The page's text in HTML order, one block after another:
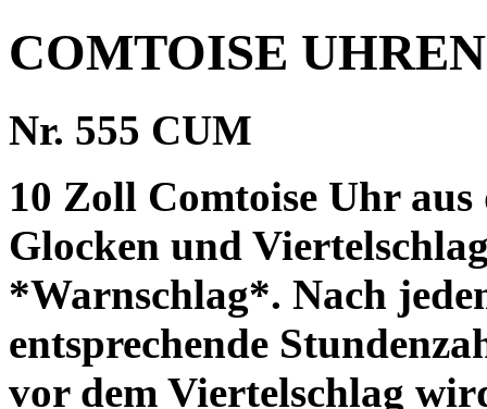
COMTOISE
Nr. 555 CUM
10 Zoll Comtoise Uhr
Glocken und
*Warnschlag*. Nach
entsprechende
vor dem Viertelschlag